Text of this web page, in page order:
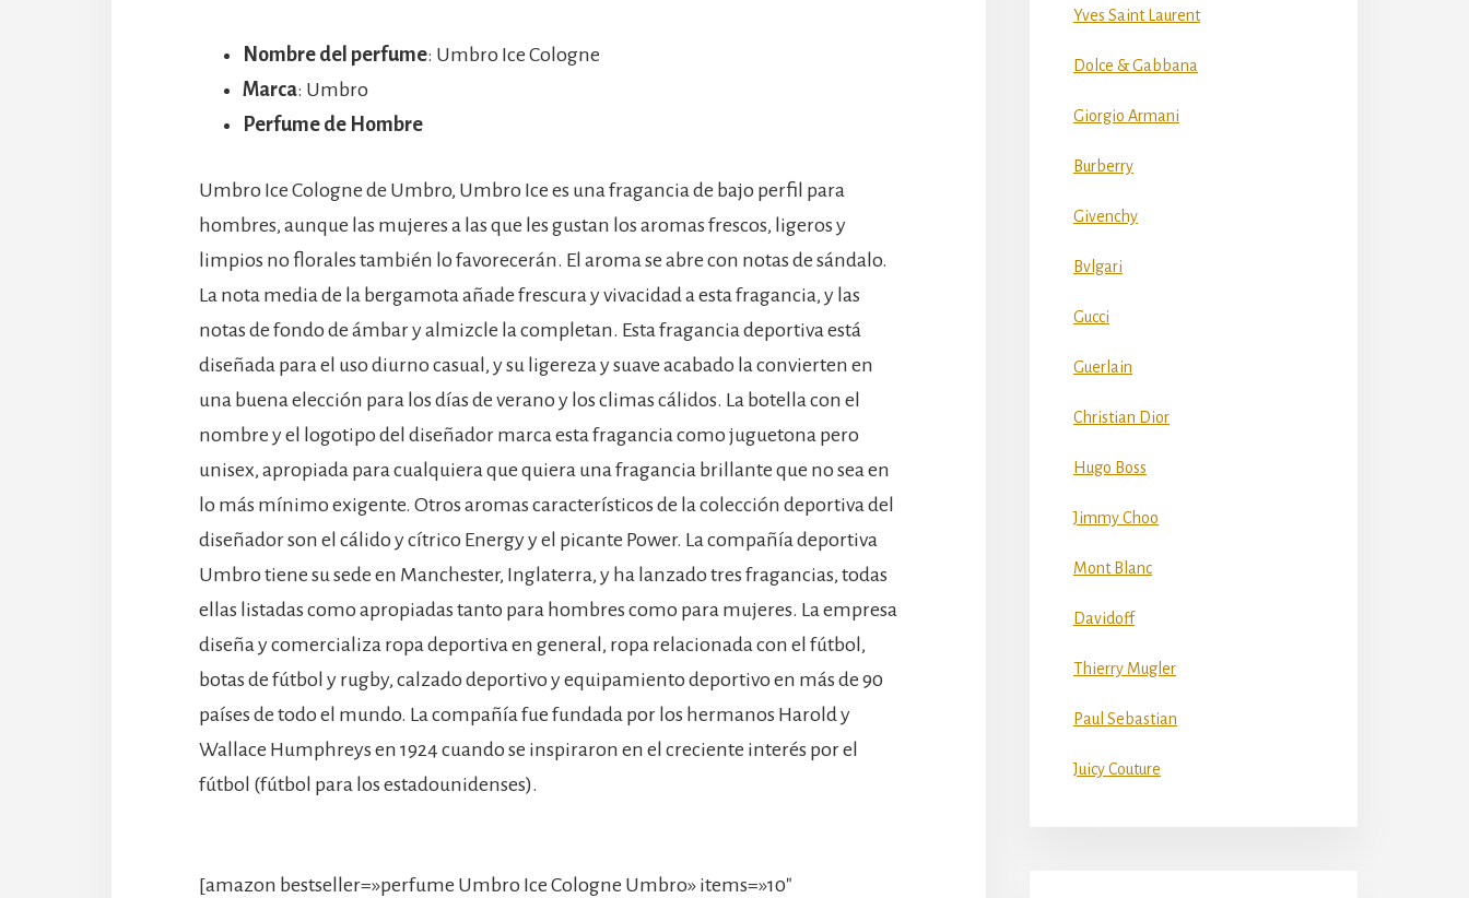
Nombre del perfume: Umbro Ice Cologne
Marca: Umbro
Perfume de Hombre
Umbro Ice Cologne de Umbro, Umbro Ice es una fragancia de bajo perfil para
hombres, aunque las mujeres a las que les gustan los aromas frescos, ligeros y
limpios no florales también lo favorecerán. El aroma se abre con notas de sándalo.
La nota media de la bergamota añade frescura y vivacidad a esta fragancia, y las
notas de fondo de ámbar y almizcle la completan. Esta fragancia deportiva está
diseñada para el uso diurno casual, y su ligereza y suave acabado la convierten en
una buena elección para los días de verano y los climas cálidos. La botella con el
nombre y el logotipo del diseñador marca esta fragancia como juguetona pero
unisex, apropiada para cualquiera que quiera una fragancia brillante que no sea en
lo más mínimo exigente. Otros aromas característicos de la colección deportiva del
diseñador son el cálido y cítrico Energy y el picante Power. La compañía deportiva
Umbro tiene su sede en Manchester, Inglaterra, y ha lanzado tres fragancias, todas
ellas listadas como apropiadas tanto para hombres como para mujeres. La empresa
diseña y comercializa ropa deportiva en general, ropa relacionada con el fútbol,
botas de fútbol y rugby, calzado deportivo y equipamiento deportivo en más de 90
países de todo el mundo. La compañía fue fundada por los hermanos Harold y
Wallace Humphreys en 1924 cuando se inspiraron en el creciente interés por el
fútbol (fútbol para los estadounidenses).
[amazon bestseller=»perfume Umbro Ice Cologne Umbro» items=»10″
Yves Saint Laurent
Dolce & Gabbana
Giorgio Armani
Burberry
Givenchy
Bvlgari
Gucci
Guerlain
Christian Dior
Hugo Boss
Jimmy Choo
Mont Blanc
Davidoff
Thierry Mugler
Paul Sebastian
Juicy Couture